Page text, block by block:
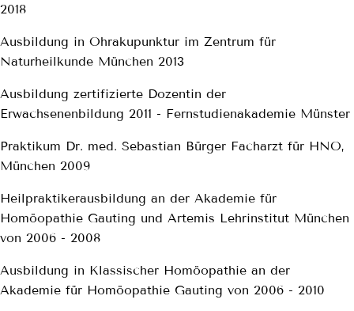
2018
Ausbildung in Ohrakupunktur im Zentrum für
Naturheilkunde München 2013
Ausbildung zertifizierte Dozentin der
Erwachsenenbildung 2011 - Fernstudienakademie Münster
Praktikum Dr. med. Sebastian Bürger Facharzt für HNO,
München 2009
Heilpraktikerausbildung an der Akademie für
Homöopathie Gauting und Artemis Lehrinstitut München
von 2006 - 2008
Ausbildung in Klassischer Homöopathie an der
Akademie für Homöopathie Gauting von 2006 - 2010